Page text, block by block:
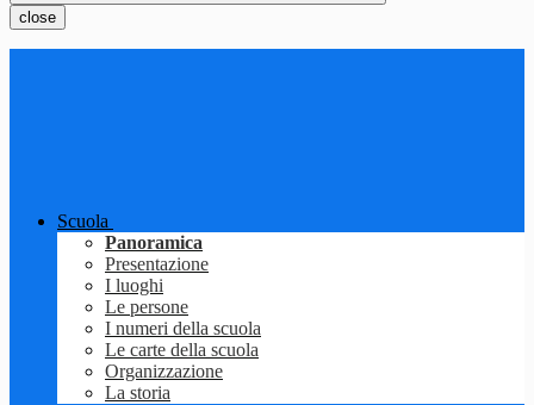
close
Scuola
Panoramica
Presentazione
I luoghi
Le persone
I numeri della scuola
Le carte della scuola
Organizzazione
La storia